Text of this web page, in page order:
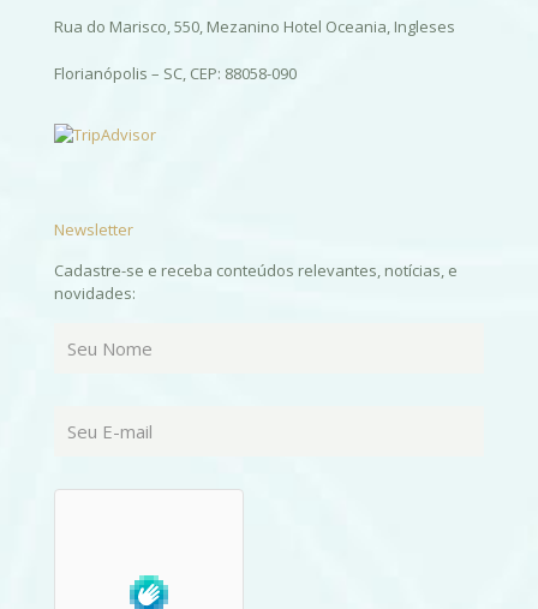
Rua do Marisco, 550, Mezanino Hotel Oceania, Ingleses
Florianópolis – SC, CEP: 88058-090
Newsletter
Cadastre-se e receba conteúdos relevantes, notícias, e
novidades: